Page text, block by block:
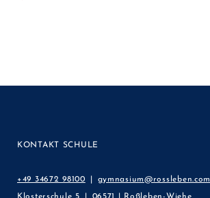
KONTAKT SCHULE
+49 34672 98100 gymnasium@rossleben.com